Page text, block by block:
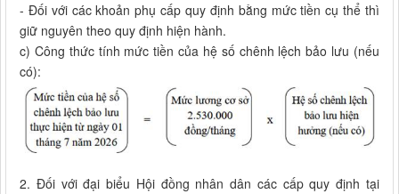
- Đối với các khoản phụ cấp quy định bằng mức tiền cụ thể thì
giữ nguyên theo quy định hiện hành.
c) Công thức tính mức tiền của hệ số chênh lệch bảo lưu (nếu
có):
2. Đối với đại biểu Hội đồng nhân dân các cấp quy định tại